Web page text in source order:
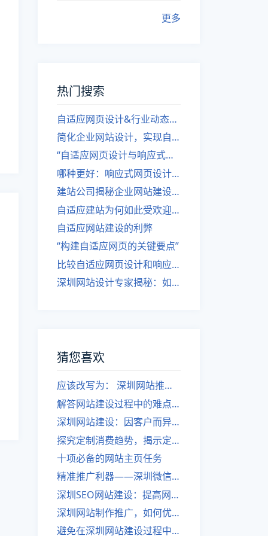
更多
热门搜索
自适应网页设计&行业动态，关注建站。
简化企业网站设计，实现自适应设计的方法
“自适应网页设计与响应式网站建设的异同”
哪种更好：响应式网页设计还是自适应网站？
建站公司揭秘企业网站建设核心原则
自适应建站为何如此受欢迎？
自适应网站建设的利弊
“构建自适应网页的关键要点”
比较自适应网页设计和响应式网站的差异
深圳网站设计专家揭秘：如何实现自适应网页设计
猜您喜欢
应该改写为： 深圳网站推广：SEO还是竞价排名？
解答网站建设过程中的难点：答疑集锦
深圳网站建设：因客户而异的建设细分法则
探究定制消费趋势，揭示定制网站建设的关键性
十项必备的网站主页任务
精准推广利器——深圳微信营销攻略！
深圳SEO网站建设：提高网站排名的技巧
深圳网站制作推广，如何优化SEO网站排名？
避免在深圳网站建设过程中浪费的正确方法